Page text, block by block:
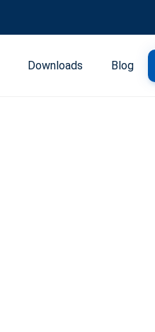
Downloads Blog